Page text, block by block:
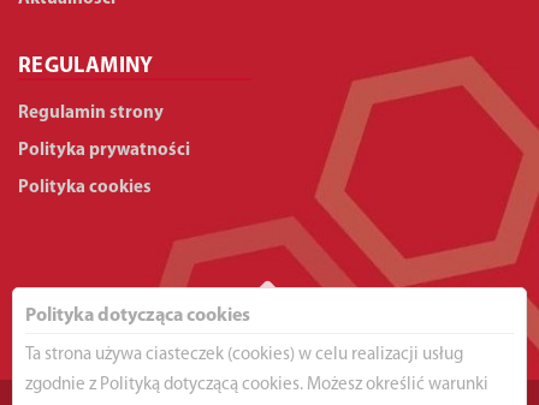
REGULAMINY
Regulamin strony
Polityka prywatności
Polityka cookies
Polityka dotycząca cookies
Ta strona używa ciasteczek (cookies) w celu realizacji usług
zgodnie z Polityką dotyczącą cookies. Możesz określić warunki